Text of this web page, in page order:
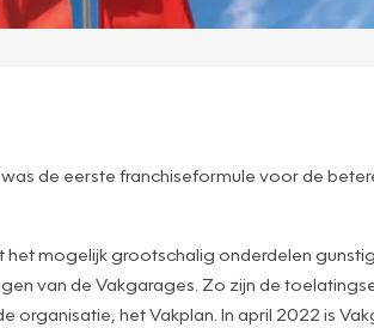
de eerste franchiseformule voor de
mogelijk grootschalig onderdelen
van de Vakgarages. Zo zijn de
organisatie, het Vakplan. In april 2022 is